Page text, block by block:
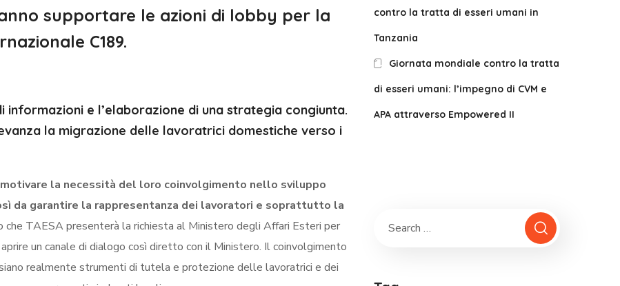
supportare le azioni di lobby per la
C189.
e l’elaborazione di una strategia congiunta.
la migrazione delle lavoratrici domestiche verso i
la necessità del loro coinvolgimento nello sviluppo
da garantire la rappresentanza dei lavoratori e soprattutto la
che TAESA presenterà la richiesta al Ministero degli Affari Esteri per
un canale di dialogo così diretto con il Ministero. Il coinvolgimento
realmente strumenti di tutela e protezione delle lavoratrici e dei
contro la tratta di esseri umani in
Tanzania
Giornata mondiale contro la tratta
di esseri umani: l’impegno di CVM e
APA attraverso Empowered II